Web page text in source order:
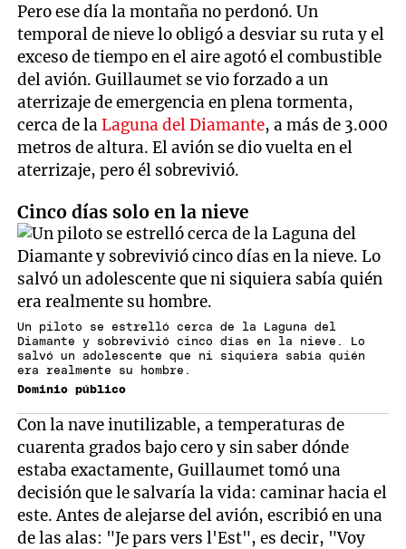
Pero ese día la montaña no perdonó. Un
temporal de nieve lo obligó a desviar su ruta y el
exceso de tiempo en el aire agotó el combustible
del avión. Guillaumet se vio forzado a un
aterrizaje de emergencia en plena tormenta,
cerca de laLaguna del Diamante, a más de 3.000
metros de altura. El avión se dio vuelta en el
aterrizaje, pero él sobrevivió.
Cinco días solo en la nieve
Un piloto se estrelló cerca de la Laguna del
Diamante y sobrevivió cinco días en la nieve. Lo
salvó un adolescente que ni siquiera sabía quién
era realmente su hombre.
Dominio público
Con la nave inutilizable, a temperaturas de
cuarenta grados bajo cero y sin saber dónde
estaba exactamente, Guillaumet tomó una
decisión que le salvaría la vida: caminar hacia el
este. Antes de alejarse del avión, escribió en una
de las alas: "Je pars vers l'Est", es decir, "Voy